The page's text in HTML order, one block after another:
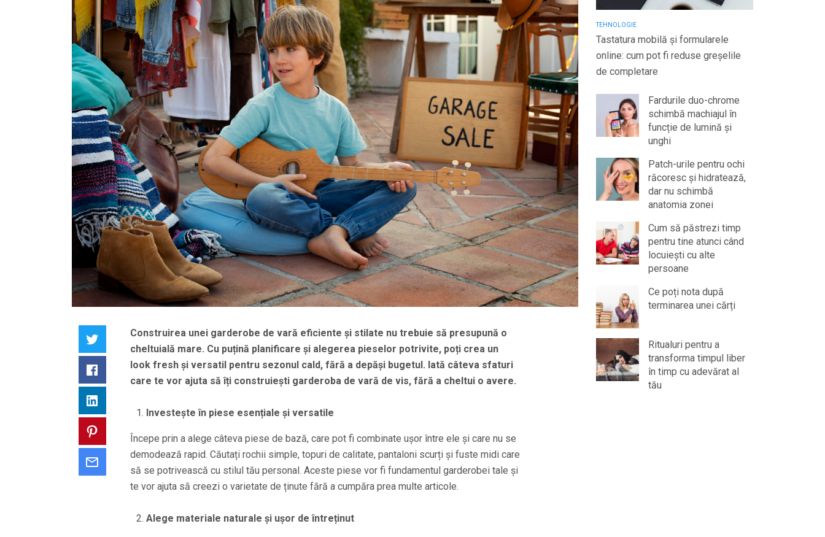
Facebook
Pinterest
Construirea unei garderobe de vară eficiente și stilate nu trebuie să presupună o
cheltuială mare. Cu puțină planificare și alegerea pieselor potrivite, poți crea un
look fresh și versatil pentru sezonul cald, fără a depăși bugetul. Iată câteva sfaturi
care te vor ajuta să îți construiești garderoba de vară de vis, fără a cheltui o avere.
Investește în piese esențiale și versatile
Începe prin a alege câteva piese de bază, care pot fi combinate ușor între ele și care nu se
demodează rapid. Căutați rochii simple, topuri de calitate, pantaloni scurți și fuste midi care
să se potrivească cu stilul tău personal. Aceste piese vor fi fundamentul garderobei tale și
te vor ajuta să creezi o varietate de ținute fără a cumpăra prea multe articole.
Alege materiale naturale și ușor de întreținut
TEHNOLOGIE
Tastatura mobilă și formularele
online: cum pot fi reduse greșelile
de completare
Fardurile duo-chrome
schimbă machiajul în
funcție de lumină și
unghi
Patch-urile pentru ochi
răcoresc și hidratează,
dar nu schimbă
anatomia zonei
Cum să păstrezi timp
pentru tine atunci când
locuiești cu alte
persoane
Ce poți nota după
terminarea unei cărți
Ritualuri pentru a
transforma timpul liber
în timp cu adevărat al
tău